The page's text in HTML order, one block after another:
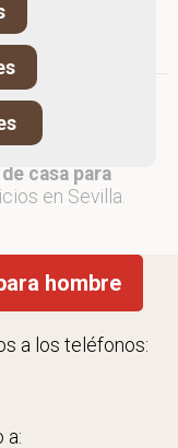
casa para
en Sevilla.
hombre
a los teléfonos:
a: